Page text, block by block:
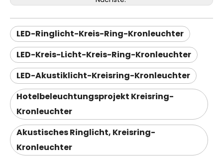
LED-Ringlicht-Kreis-Ring-Kronleuchter
LED-Kreis-Licht-Kreis-Ring-Kronleuchter
LED-Akustiklicht-Kreisring-Kronleuchter
Hotelbeleuchtungsprojekt Kreisring-
Kronleuchter
Akustisches Ringlicht, Kreisring-
Kronleuchter